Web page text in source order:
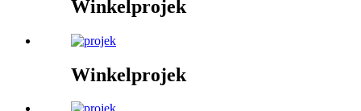
Winkelprojek
Winkelprojek